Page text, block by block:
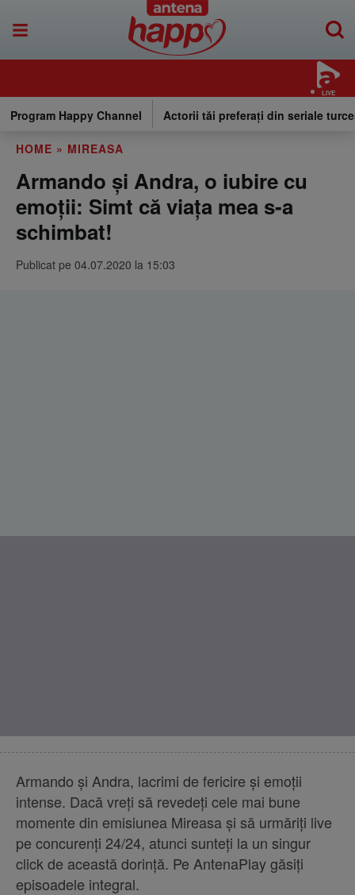
LIVE
Program Happy Channel Actorii tăi preferați din seriale
HOME » MIREASA
Armando și Andra, o iubire cu
emoții: Simt că viața mea s-a
schimbat!
Publicat pe 04.07.2020 la 15:03
Armando și Andra, lacrimi de fericire și emoții
intense. Dacă vreţi să revedeți cele mai bune
momente din emisiunea Mireasa și să urmăriți live
pe concurenți 24/24, atunci sunteţi la un singur
click de această dorinţă. Pe AntenaPlay găsiţi
episoadele integral.